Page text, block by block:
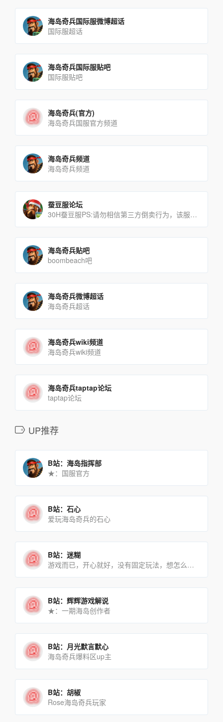
海岛奇兵国际服微博超话
国际服超话
海岛奇兵国际服贴吧
国际服贴吧
海岛奇兵(官方)
海岛奇兵国服官方频道
海岛奇兵频道
海岛奇兵频道
蚕豆服论坛
30H蚕豆服PS:请勿相信第三方倒卖行为，该服免费
海岛奇兵贴吧
boombeach吧
海岛奇兵微博超话
海岛奇兵超话
海岛奇兵wiki频道
海岛奇兵wiki频道
海岛奇兵taptap论坛
taptap论坛
UP推荐
B站：海岛指挥部
★：国服官方
B站：石心
爱玩海岛奇兵的石心
B站：迷糊
游戏而已，开心就好，没有固定玩法，想怎么玩就怎么玩～～日常休闲娱乐的游戏迷～～感谢相伴～
B站：辉辉游戏解说
★：一期海岛创作者
B站：月光默言默心
海岛奇兵爆料区up主
B站：胡椒
Rose海岛奇兵玩家